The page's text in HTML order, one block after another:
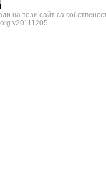
на този сайт са
v20111205